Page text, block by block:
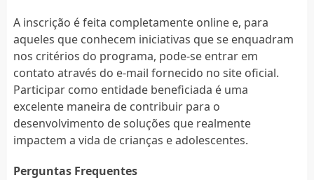
A inscrição é feita completamente online e, para
aqueles que conhecem iniciativas que se enquadram
nos critérios do programa, pode-se entrar em
contato através do e-mail fornecido no site oficial.
Participar como entidade beneficiada é uma
excelente maneira de contribuir para o
desenvolvimento de soluções que realmente
impactem a vida de crianças e adolescentes.
Perguntas Frequentes